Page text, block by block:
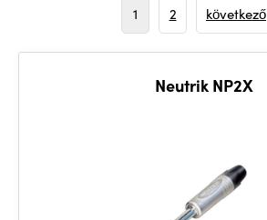
1 2 következő
Neutrik NP2X